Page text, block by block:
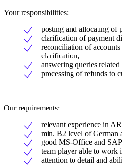
Your responsibilities:
posting and allocating of
clarification of payment
reconciliation of accounts
clarification;
answering queries
processing of refunds to
Our requirements:
relevant experience in AR
min. B2 level of German
good MS-Office and
team player able to work
attention to detail and